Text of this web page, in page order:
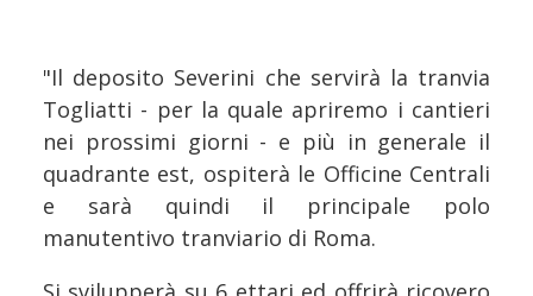
"Il deposito Severini che servirà la tranvia
Togliatti - per la quale apriremo i cantieri
nei prossimi giorni - e più in generale il
quadrante est, ospiterà le Officine Centrali
e sarà quindi il principale polo
manutentivo tranviario di Roma.